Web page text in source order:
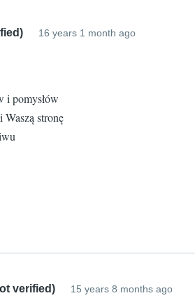
16 years 1 month ago
i pomysłów
stronę
verified) 15 years 8 months ago